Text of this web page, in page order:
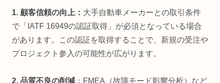
1. 顧客信頼の向上： 大手自動車メーカーとの取引条件
で「IATF 16949の認証取得」が必須となっている場合
があります。この認証を取得することで、新規の受注や
プロジェクト参入の可能性が広がります。
2. 品質不良の削減 ：FMEA（故障モード影響分析）など